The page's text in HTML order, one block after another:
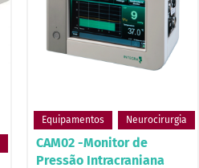
Equipamentos Neurocirurgia
CAM02 -Monitor de
Pressão Intracraniana